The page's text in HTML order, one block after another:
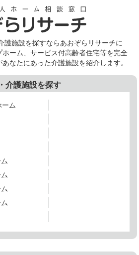
護施設を探すならあおぞらリサーチに
ホーム、サービス付高齢者住宅等を完全
なたにあった介護施設を紹介します。
介護施設を探す
ム